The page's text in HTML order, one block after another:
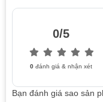
0/5
0đánh giá & nhận xét
Bạn đánh giá sao sản